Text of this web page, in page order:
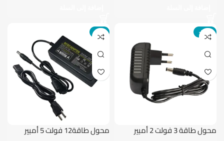
-21%
محول طاقة 3 فولت 2 أمبير
-6%
محول طاقة12 فولت 5 أمبير